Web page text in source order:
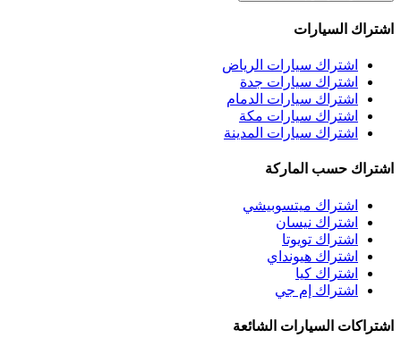
اشتراك السيارات
اشتراك سيارات الرياض
اشتراك سيارات جدة
اشتراك سيارات الدمام
اشتراك سيارات مكة
اشتراك سيارات المدينة
اشتراك حسب الماركة
اشتراك ميتسوبيشي
اشتراك نيسان
اشتراك تويوتا
اشتراك هيونداي
اشتراك كيا
اشتراك إم جي
اشتراكات السيارات الشائعة